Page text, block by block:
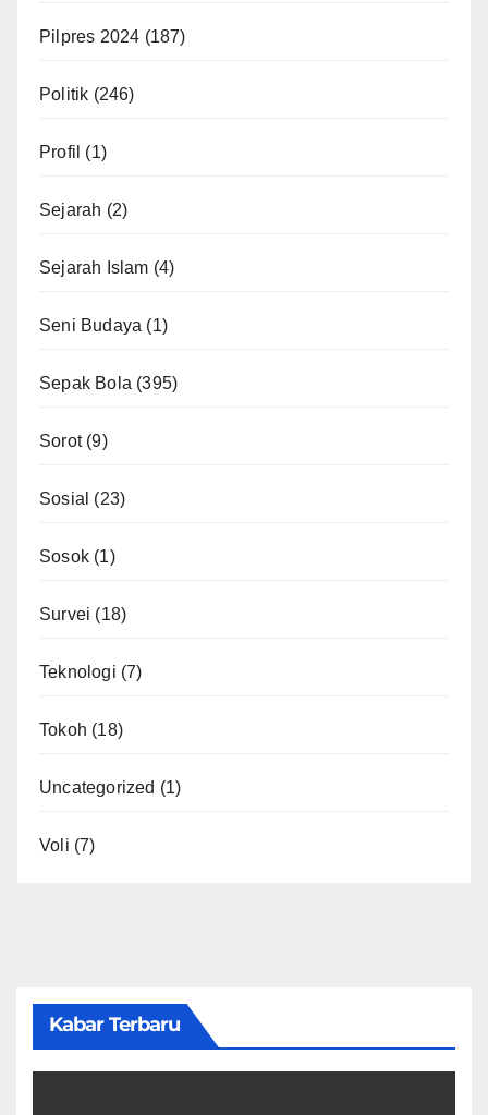
Pilpres 2024 (187)
Politik (246)
Profil (1)
Sejarah (2)
Sejarah Islam (4)
Seni Budaya (1)
Sepak Bola (395)
Sorot(9)
Sosial (23)
Sosok (1)
Survei (18)
Teknologi (7)
Tokoh (18)
Uncategorized (1)
Voli (7)
Kabar Terbaru